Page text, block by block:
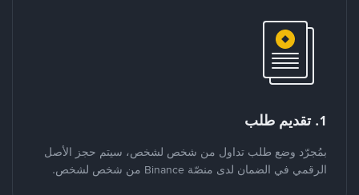
1. تقديم طلب
بمُجرّد وضع طلب تداول من شخص لشخص، سيتم حجز الأصل
الرقمي في الضمان لدى منصّة Binance من شخص لشخص.